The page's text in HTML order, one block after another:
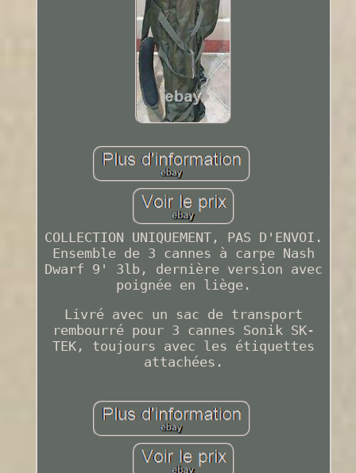
COLLECTION UNIQUEMENT, PAS D'ENVOI.
Ensemble de 3 cannes à carpe Nash
Dwarf 9' 3lb, dernière version avec
poignée en liège.
Livré avec un sac de transport
rembourré pour 3 cannes Sonik SK-
TEK, toujours avec les étiquettes
attachées.